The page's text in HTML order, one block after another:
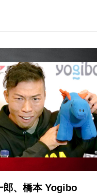
郎、橋本 Yogibo